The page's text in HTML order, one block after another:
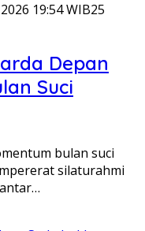
19:54 WIB25
Depan
Suci
bulan suci
silaturahmi